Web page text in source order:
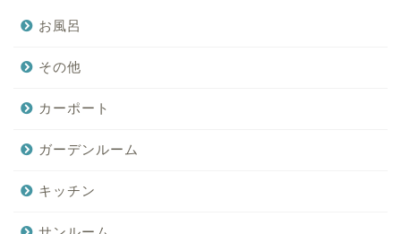
お風呂
その他
カーポート
ガーデンルーム
キッチン